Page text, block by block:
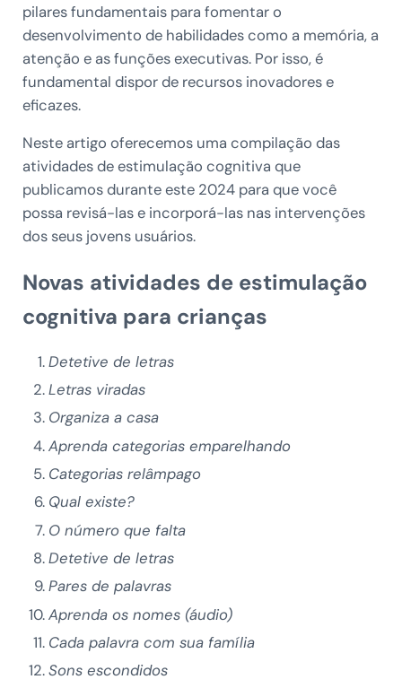
pilares fundamentais para fomentar o
desenvolvimento de habilidades como a memória, a
atenção e as funções executivas. Por isso, é
fundamental dispor de recursos inovadores e
eficazes.
Neste artigo oferecemos uma compilação das
atividades de estimulação cognitiva que
publicamos durante este 2024 para que você
possa revisá-las e incorporá-las nas intervenções
dos seus jovens usuários.
Novas atividades de estimulação
cognitiva para crianças
Detetive de letras
Letras viradas
Organiza a casa
Aprenda categorias emparelhando
Categorias relâmpago
Qual existe?
O número que falta
Detetive de letras
Pares de palavras
Aprenda os nomes (áudio)
Cada palavra com sua família
Sons escondidos